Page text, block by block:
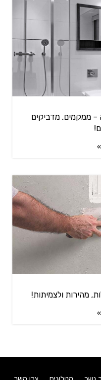
ממקמים, מדביקים
מהירות ולצמיתות!